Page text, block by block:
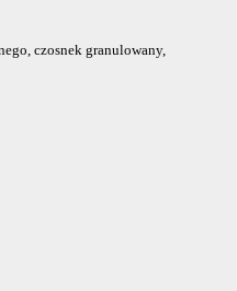
czosnek granulowany,